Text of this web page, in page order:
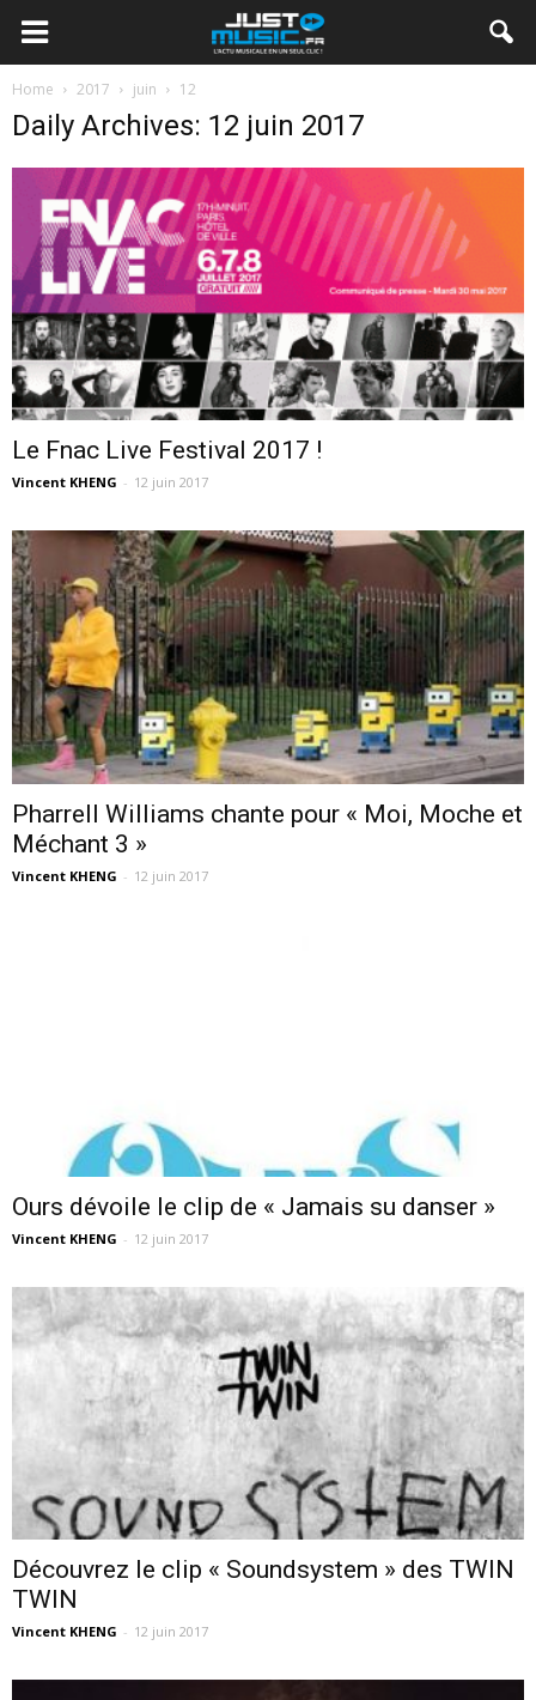
Home 2017 juin 12
Daily Archives: 12 juin 2017
Le Fnac Live Festival 2017 !
Vincent KHENG - 12 juin 2017
Pharrell Williams chante pour « Moi, Moche et
Méchant 3 »
Vincent KHENG - 12 juin 2017
Ours dévoile le clip de « Jamais su danser »
Vincent KHENG - 12 juin 2017
Découvrez le clip « Soundsystem » des TWIN
TWIN
Vincent KHENG - 12 juin 2017